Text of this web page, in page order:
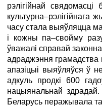
рэлігійнай
культурна–рэлігійнага
часу стала выяўляцца
і кожны па–свойму
ўважалі справай
адраджэння грамадства
апазіцыі выяўляўся ў
адкуль продкі 600
нацыянальнай
Беларусь перажывала